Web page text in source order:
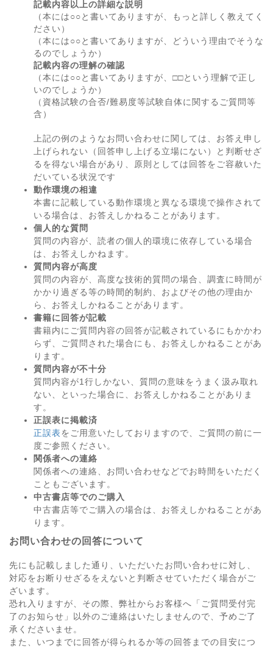
記載内容以上の詳細な説明
（本には○○と書いてありますが、もっと詳しく教えてく
ださい）
（本には○○と書いてありますが、どういう理由でそうな
るのでしょうか）
記載内容の理解の確認
（本には○○と書いてありますが、□□という理解で正し
いのでしょうか）
（資格試験の合否/難易度等試験自体に関するご質問等
含）
上記の例のようなお問い合わせに関しては、お答え申し
上げられない（回答申し上げる立場にない）と判断せざ
るを得ない場合があり、原則としては回答をご容赦いた
だいている状況です
動作環境の相違
本書に記載している動作環境と異なる環境で操作されて
いる場合は、お答えしかねることがあります。
個人的な質問
質問の内容が、読者の個人的環境に依存している場合
は、お答えしかねます。
質問内容が高度
質問の内容が、高度な技術的質問の場合、調査に時間が
かかり過ぎる等の時間的制約、およびその他の理由か
ら、お答えしかねることがあります。
書籍に回答が記載
書籍内にご質問内容の回答が記載されているにもかかわ
らず、ご質問された場合にも、お答えしかねることがあ
ります。
質問内容が不十分
質問内容が1行しかない、質問の意味をうまく汲み取れ
ない、といった場合に、お答えしかねることがありま
す。
正誤表に掲載済
正誤表をご用意いたしておりますので、ご質問の前に一
度ご参照ください。
関係者への連絡
関係者への連絡、お問い合わせなどでお時間をいただく
こともございます。
中古書店等でのご購入
中古書店等でご購入の場合は、お答えしかねることがあ
ります。
お問い合わせの回答について
先にも記載しました通り、いただいたお問い合わせに対し、
対応をお断りせざるをえないと判断させていただく場合がご
ざいます。
恐れ入りますが、その際、弊社からお客様へ「ご質問受付完
了のお知らせ」以外のご連絡はいたしませんので、予めご了
承くださいませ。
また、いつまでに回答が得られるか等の回答までの目安につ